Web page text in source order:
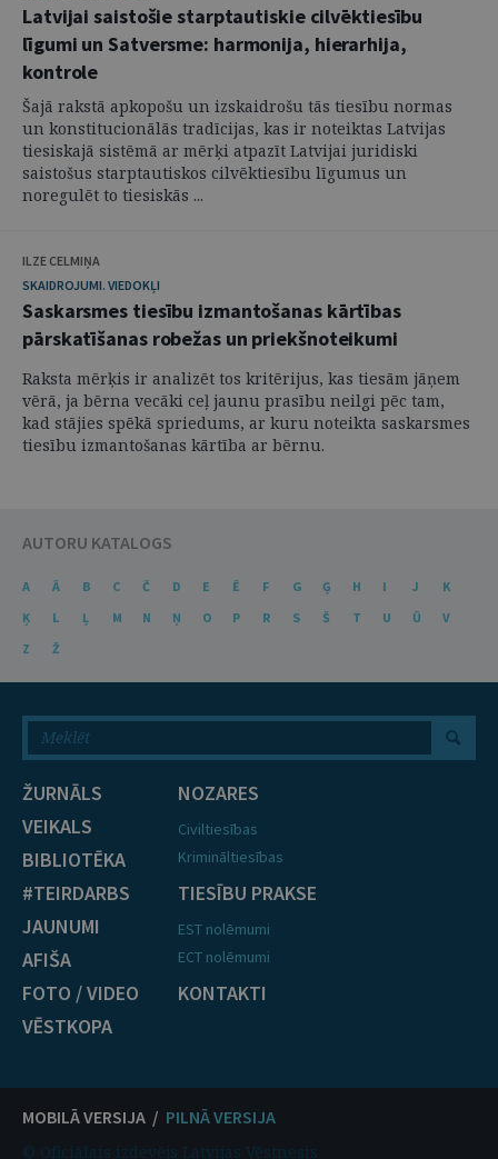
Latvijai saistošie starptautiskie cilvēktiesību
līgumi un Satversme: harmonija, hierarhija,
kontrole
Šajā rakstā apkopošu un izskaidrošu tās tiesību normas
un konstitucionālās tradīcijas, kas ir noteiktas Latvijas
tiesiskajā sistēmā ar mērķi atpazīt Latvijai juridiski
saistošus starptautiskos cilvēktiesību līgumus un
noregulēt to tiesiskās ...
ILZE CELMIŅA
SKAIDROJUMI. VIEDOKĻI
Saskarsmes tiesību izmantošanas kārtības
pārskatīšanas robežas un priekšnoteikumi
Raksta mērķis ir analizēt tos kritērijus, kas tiesām jāņem
vērā, ja bērna vecāki ceļ jaunu prasību neilgi pēc tam,
kad stājies spēkā spriedums, ar kuru noteikta saskarsmes
tiesību izmantošanas kārtība ar bērnu.
AUTORU KATALOGS
A Ā B C Č D E Ē F G Ģ H I J
K
Ķ
L Ļ M N Ņ O P R S Š T U Ū
V
Z
Ž
ŽURNĀLS
VEIKALS
BIBLIOTĒKA
#TEIRDARBS
JAUNUMI
AFIŠA
FOTO / VIDEO
VĒSTKOPA
NOZARES
Civiltiesības
Krimināltiesības
TIESĪBU PRAKSE
EST nolēmumi
ECT nolēmumi
KONTAKTI
MOBILĀ VERSIJA / PILNĀ VERSIJA
© Oficiālais izdevējs Latvijas Vēstnesis